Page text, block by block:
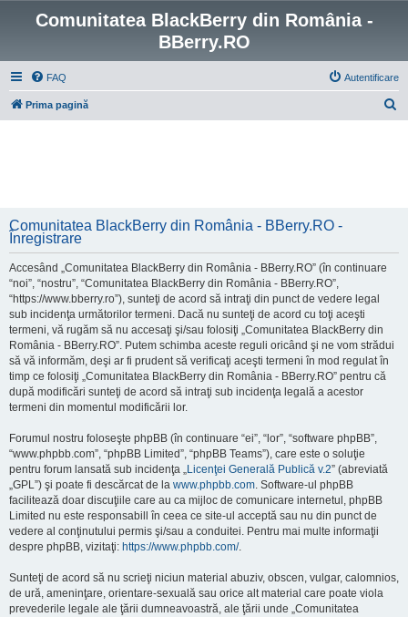
Comunitatea BlackBerry din România -
BBerry.RO
FAQ Autentificare
Prima pagină
Comunitatea BlackBerry din România - BBerry.RO -
Înregistrare
Accesând „Comunitatea BlackBerry din România - BBerry.RO” (în continuare
“noi”, “nostru”, “Comunitatea BlackBerry din România - BBerry.RO”,
“https://www.bberry.ro”), sunteţi de acord să intraţi din punct de vedere legal
sub incidenţa următorilor termeni. Dacă nu sunteţi de acord cu toţi aceşti
termeni, vă rugăm să nu accesaţi şi/sau folosiţi „Comunitatea BlackBerry din
România - BBerry.RO”. Putem schimba aceste reguli oricând şi ne vom strădui
să vă informăm, deşi ar fi prudent să verificaţi aceşti termeni în mod regulat în
timp ce folosiţi „Comunitatea BlackBerry din România - BBerry.RO” pentru că
după modificări sunteţi de acord să intraţi sub incidenţa legală a acestor
termeni din momentul modificării lor.
Forumul nostru foloseşte phpBB (în continuare “ei”, “lor”, “software phpBB”,
“www.phpbb.com”, “phpBB Limited”, “phpBB Teams”), care este o soluţie
pentru forum lansată sub incidenţa „Licenţei Generală Publică v.2” (abreviată
„GPL”) şi poate fi descărcat de la www.phpbb.com. Software-ul phpBB
facilitează doar discuţiile care au ca mijloc de comunicare internetul, phpBB
Limited nu este responsabill în ceea ce site-ul acceptă sau nu din punct de
vedere al conţinutului permis şi/sau a conduitei. Pentru mai multe informaţii
despre phpBB, vizitaţi: https://www.phpbb.com/.
Sunteţi de acord să nu scrieţi niciun material abuziv, obscen, vulgar, calomnios,
de ură, ameninţare, orientare-sexuală sau orice alt material care poate viola
prevederile legale ale ţării dumneavoastră, ale ţării unde „Comunitatea